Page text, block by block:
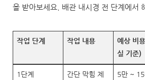
을 받아보세요. 배관 내시경 전 단계에서
작업 단계 작업 내용
예상 비
실 기준)
1단계
간단 막힘 제
5만 ~ 15